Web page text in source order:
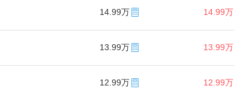
14.99万 14.99万
13.99万 13.99万
12.99万 12.99万